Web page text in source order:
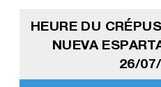
HEURE DU
NUEVA
26/